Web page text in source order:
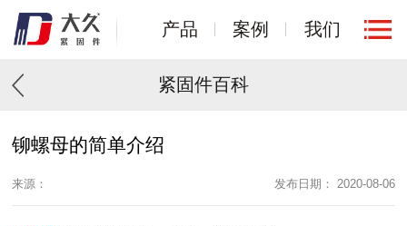
产品 案例 我们
紧固件百科
铆螺母的简单介绍
来源： 发布日期： 2020-08-06